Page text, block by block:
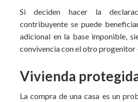
Si deciden hacer la
contribuyente se puede
adicional en la base imponible,
convivencia con el otro progenitor
Vivienda
La compra de una casa es un